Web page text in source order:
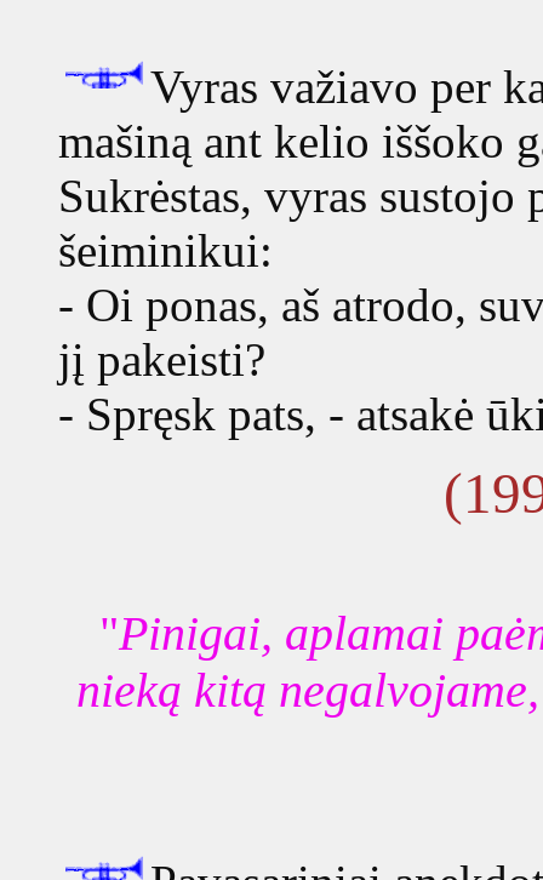
Vyras važiavo per
mašiną ant kelio iššoko
Sukrėstas, vyras sustojo
šeiminikui:
- Oi ponas, aš atrodo,
jį pakeisti?
- Spręsk pats, - atsakė
"Pinigai, aplamai
nieką kitą